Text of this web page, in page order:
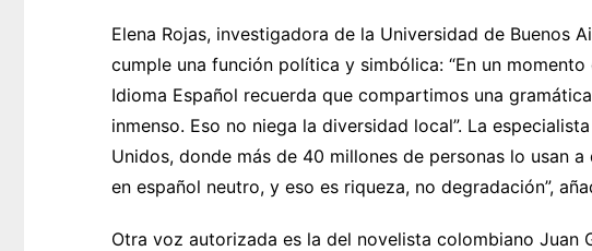
Elena Rojas, investigadora de la Universidad de Buenos
cumple una función política y simbólica: “En un
Idioma Español recuerda que compartimos una
inmenso. Eso no niega la diversidad local”. La
Unidos, donde más de 40 millones de personas lo usan a
en español neutro, y eso es riqueza, no degradación”,
Otra voz autorizada es la del novelista colombiano Juan